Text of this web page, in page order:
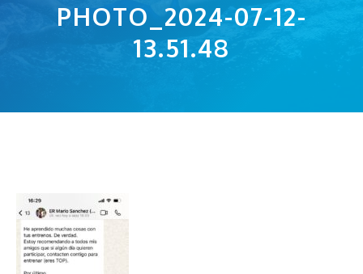
PHOTO_2024-07-12-
13.51.48